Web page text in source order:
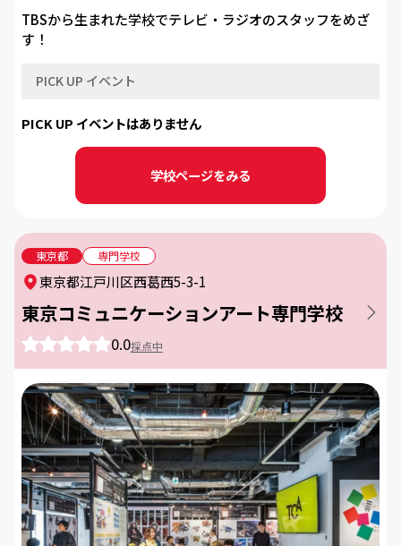
TBSから生まれた学校でテレビ・ラジオのスタッフをめざ
す！
PICK UP イベント
PICK UP イベントはありません
学校ページをみる
東京都 専門学校
東京コミュニケーションアート専門学校
0.0採点中
東京都江戸川区西葛西5-3-1